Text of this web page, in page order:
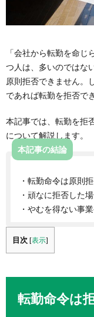
「会社から転勤を命
つ人は、多いのではな
原則拒否できません。
であれば転勤を拒否で
本記事では、転勤を拒
について解説します。
本記事の結論
・転勤命令は原則
・頑なに拒否した
・やむを得ない事
目次 [表示]
転勤命令は